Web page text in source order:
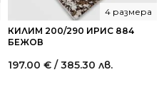
КИЛИМ 200/290 ИРИС 884
БЕЖОВ
4 размера
197.00 € / 385.30 лв.